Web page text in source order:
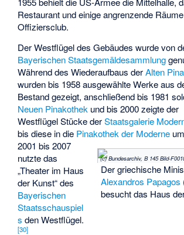
(c) Bundesarchiv, B 145 Bild-
Der griechische
Alexandros Papagos
besucht das Haus
Restaurant und einige angrenzende
Offiziersclub.
Der Westflügel des Gebäudes wurde von
Bayerischen Staatsgemäldesammlung
Während des Wiederaufbaus derAlten
wurden bis 1958 ausgewählte Werke aus
Bestand gezeigt, anschließend bis 1981
Neuen Pinakothek und bis 2000 zeigte der
Westflügel Stücke derStaatsgalerie
bis diese in die Pinakothek der Moderne
2001 bis 2007
nutzte das
„Theater im Haus
der Kunst“ des
Bayerischen
Staatsschauspiel
s den Westflügel.
[30]